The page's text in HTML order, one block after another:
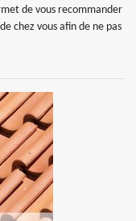
de vous recommander
chez vous afin de ne pas